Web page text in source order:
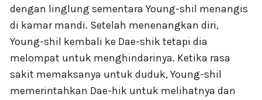
dengan linglung sementara Young-shil menangis
di kamar mandi. Setelah menenangkan diri,
Young-shil kembali ke Dae-shik tetapi dia
melompat untuk menghindarinya. Ketika rasa
sakit memaksanya untuk duduk, Young-shil
memerintahkan Dae-hik untuk melihatnya dan